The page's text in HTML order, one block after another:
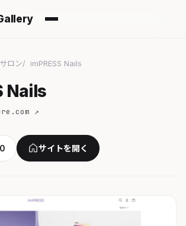
ロン imPRESS Nails
Nails
↗
0 サイトを開く